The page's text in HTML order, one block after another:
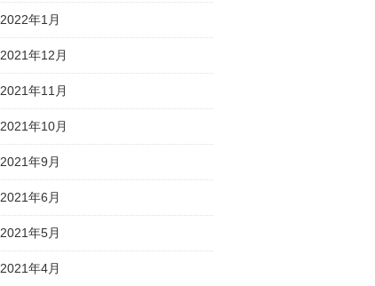
2022年1月
2021年12月
2021年11月
2021年10月
2021年9月
2021年6月
2021年5月
2021年4月